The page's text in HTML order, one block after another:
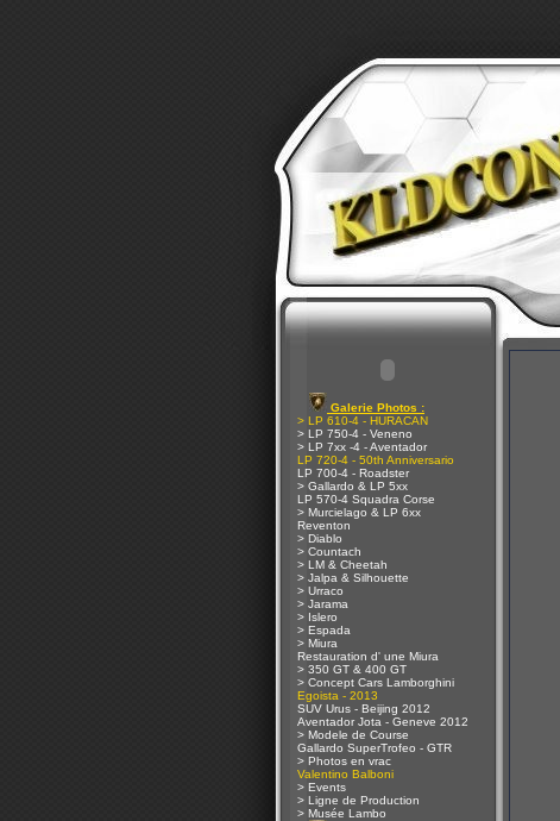
Galerie Photos :
> LP 610-4 - HURACAN
> LP 750-4 - Veneno
> LP 7xx -4 - Aventador
LP 720-4 - 50th Anniversario
LP 700-4 - Roadster
> Gallardo & LP 5xx
LP 570-4 Squadra Corse
> Murcielago & LP 6xx
Reventon
> Diablo
> Countach
> LM & Cheetah
> Jalpa & Silhouette
> Urraco
> Jarama
> Islero
> Espada
> Miura
Restauration d' une Miura
> 350 GT & 400 GT
> Concept Cars Lamborghini
Egoista - 2013
SUV Urus - Beijing 2012
Aventador Jota - Geneve 2012
> Modele de Course
Gallardo SuperTrofeo - GTR
> Photos en vrac
Valentino Balboni
> Events
> Ligne de Production
> Musée Lambo